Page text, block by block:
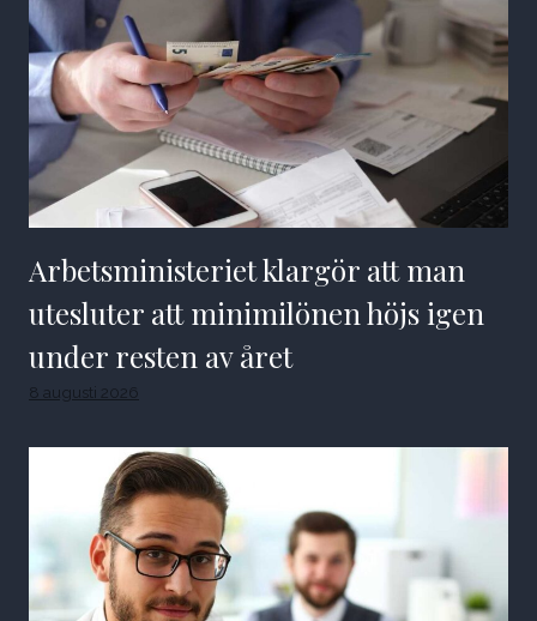
Arbetsministeriet klargör att man
utesluter att minimilönen höjs igen
under resten av året
8 augusti 2026